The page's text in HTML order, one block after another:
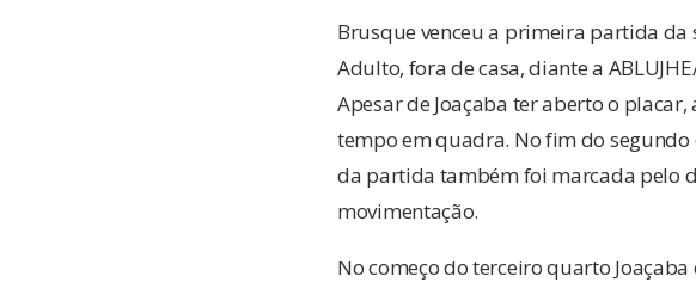
Brusque venceu a primeira partida
Adulto, fora de casa, diante a
Apesar de Joaçaba ter aberto o
tempo em quadra. No fim do
da partida também foi marcada pelo
movimentação.
No começo do terceiro quarto